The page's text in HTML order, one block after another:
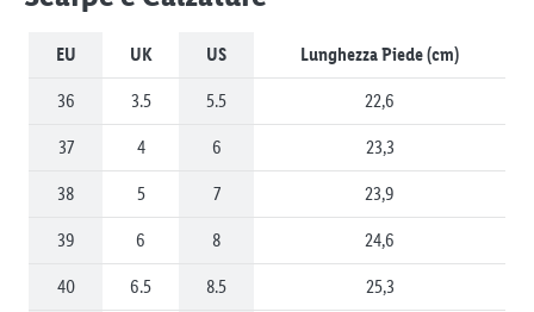
EU UK US Lunghezza Piede (cm)
36 3.5 5.5 22,6
37 4 6 23,3
38 5 7 23,9
39 6 8 24,6
40 6.5 8.5 25,3